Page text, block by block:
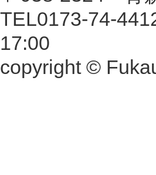
TEL0173-74-
17:00
copyright ©